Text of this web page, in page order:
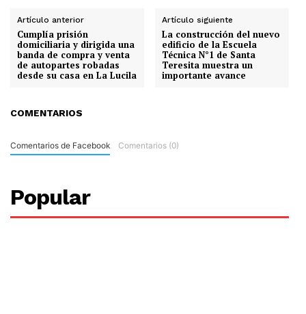
Artículo anterior
Cumplía prisión
domiciliaria y dirigida una
banda de compra y venta
de autopartes robadas
desde su casa en La Lucila
Artículo siguiente
La construcción del nuevo
edificio de la Escuela
Técnica N°1 de Santa
Teresita muestra un
importante avance
COMENTARIOS
Comentarios de Facebook Comentarios (0)
Popular